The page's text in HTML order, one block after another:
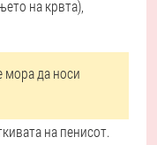
на крвта),
мора да носи
на пенисот.